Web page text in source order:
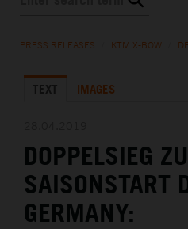
KTM X-BOW
ENGLISH
KTM MOTOHALL
MEDIA
PRESS RELEASES KTM X-BOW
TEXT IMAGES
DOPPELSIEG
SAISONSTART
GERMANY: